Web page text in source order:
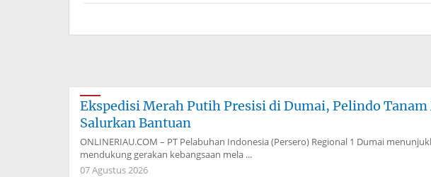
Ekspedisi Merah Putih Presisi di Dumai, Pelindo
Salurkan Bantuan
ONLINERIAU.COM – PT Pelabuhan Indonesia (Persero) Regional 1 Dumai
mendukung gerakan kebangsaan mela ...
07 Agustus 2026